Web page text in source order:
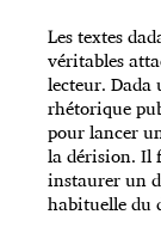
Les textes
véritables
lecteur. Dada
rhétorique
pour lancer
la dérision. Il
instaurer un
habituelle du